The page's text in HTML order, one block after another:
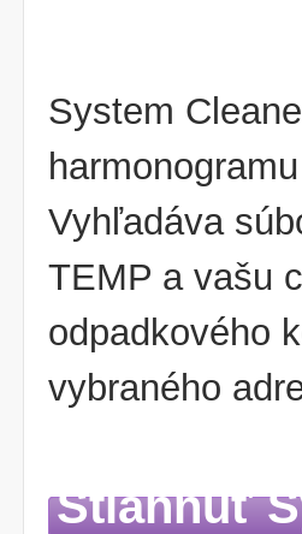
System
Vyhľadáva
TEMP a vašu
odpadkového
vybraného
Stiahnuť